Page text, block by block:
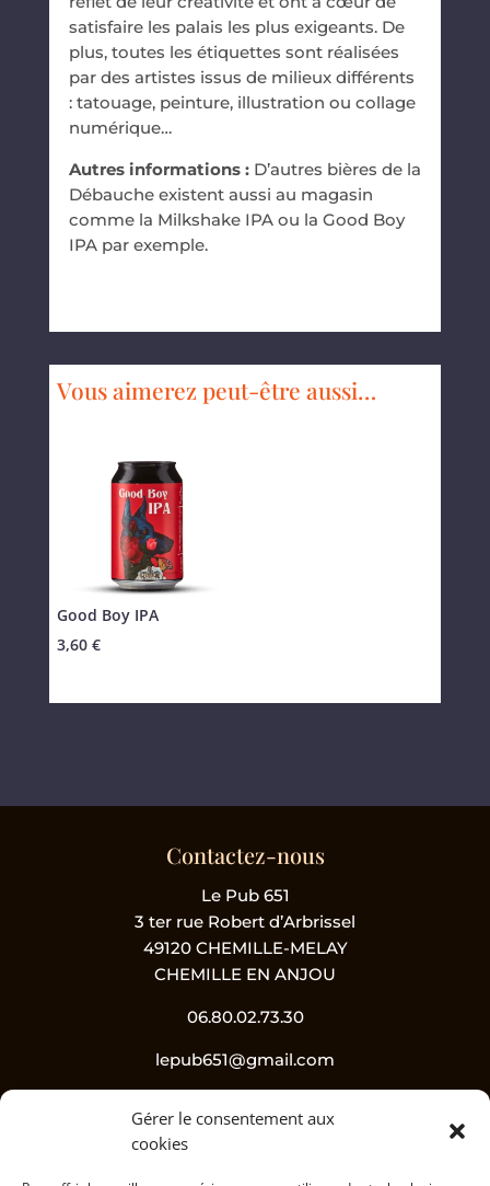
Gérer le consentement aux
cookies
satisfaire les palais les plus exigeants. De
plus, toutes les étiquettes sont réalisées
par des artistes issus de milieux différents
: tatouage, peinture, illustration ou collage
numérique…
Autres informations :D’autres bières de la
Débauche existent aussi au magasin
comme la Milkshake IPAou la Good Boy
IPApar exemple.
Vous aimerez peut-être aussi…
Good Boy IPA
3,60 €
Contactez-nous
Le Pub 651
3 ter rue Robert d’Arbrissel
49120 CHEMILLE-MELAY
CHEMILLE EN ANJOU
06.80.02.73.30
lepub651@gmail.com
Suivez-nous !